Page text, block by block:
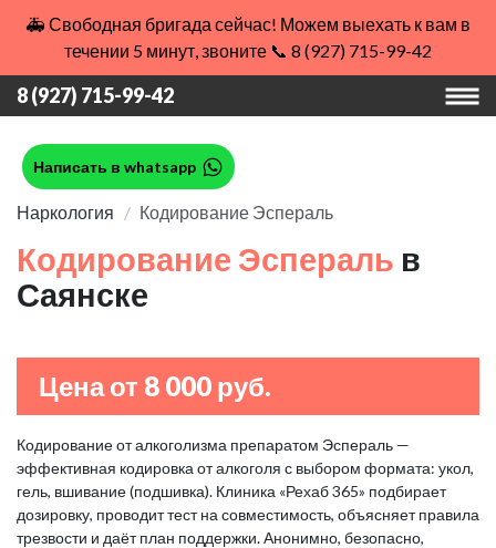
🚑 Свободная бригада сейчас! Можем выехать к вам в
течении 5 минут, звоните 📞 8 (927) 715-99-42
8 (927) 715-99-42
Написать в whatsapp
Наркология Кодирование Эспераль
Кодирование Эспераль в
Саянске
Цена от 8 000 руб.
Кодирование от алкоголизма препаратом Эспераль —
эффективная кодировка от алкоголя с выбором формата: укол,
гель, вшивание (подшивка). Клиника «Рехаб 365» подбирает
дозировку, проводит тест на совместимость, объясняет правила
трезвости и даёт план поддержки. Анонимно, безопасно,